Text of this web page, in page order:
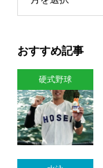
おすすめ記事
硬式野球